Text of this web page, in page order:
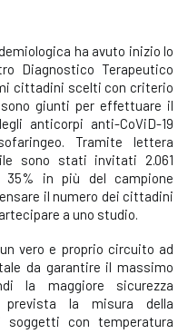
ha avuto inizio lo
Diagnostico Terapeutico
cittadini scelti con criterio
sono giunti per effettuare il
anticorpi anti-CoViD-19
Tramite lettera
sono stati invitati 2.061
35% in più del campione
il numero dei cittadini
a uno studio.
vero e proprio circuito ad
da garantire il massimo
la maggiore sicurezza
prevista la misura della
soggetti con temperatura